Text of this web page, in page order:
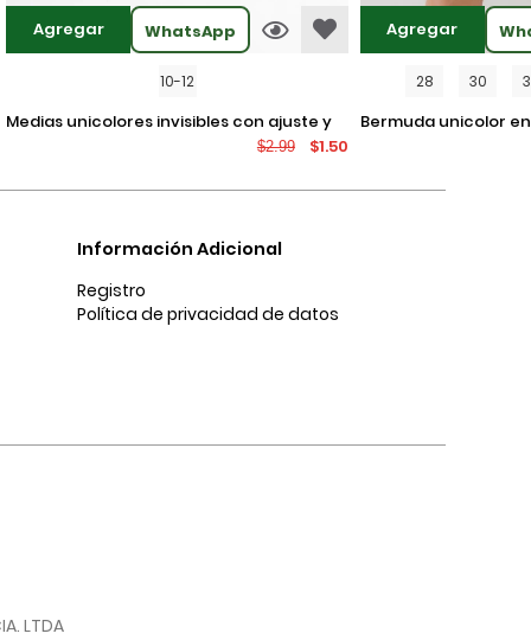
Agregar WhatsApp
10-12
medias unicolores invisibles con ajuste y
$2.99 $1.50
Agregar
28 30
bermuda unicolor en dril ajustada con
Información Adicional
Registro
Política de privacidad de datos
LTDA